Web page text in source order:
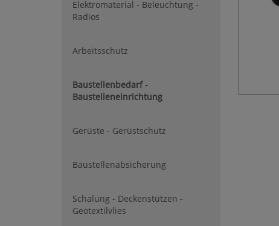
Elektromaterial - Beleuchtung -
Radios
Arbeitsschutz
Baustellenbedarf -
Baustelleneinrichtung
Gerüste - Gerüstschutz
Baustellenabsicherung
Schalung - Deckenstützen -
Geotextilvlies